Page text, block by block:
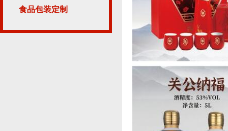
食品包装定制